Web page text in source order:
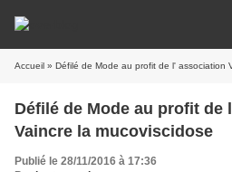
Accueil » Défilé de Mode au profit de l' association
Défilé de Mode au profit de
Vaincre la mucoviscidose
Publié le 28/11/2016 à 17:36